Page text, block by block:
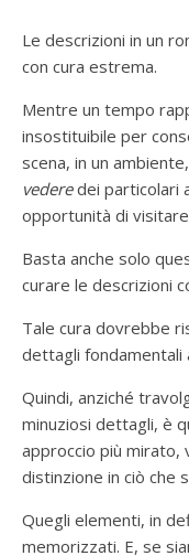
Le descrizioni in un
con cura estrema.
Mentre un tempo
insostituibile per
scena, in un
vederedei particolari
opportunità di
Basta anche solo
curare le descrizioni
Tale cura dovrebbe
dettagli fondamentali
Quindi, anziché
minuziosi dettagli, è
approccio più mirato,
distinzione in ciò che
Quegli elementi, in
memorizzati. E, se